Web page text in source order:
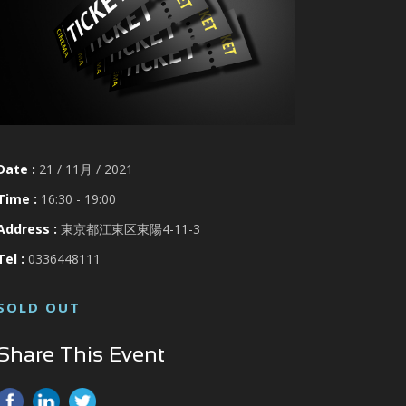
: 21 / 11月 / 2021
: 16:30 - 19:00
: 東京都江東区東陽4-11-3
: 0336448111
OUT
This Event